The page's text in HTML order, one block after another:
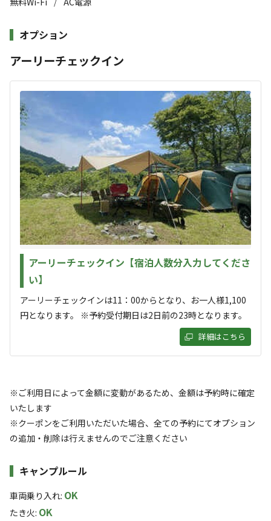
オプション
アーリーチェックイン
アーリーチェックイン【宿泊人数分入力してくださ
い】
アーリーチェックインは11：00からとなり、お一人様1,100
円となります。 ※予約受付期日は2日前の23時となります。
詳細はこちら
※ご利用日によって金額に変動があるため、金額は予約時に確定
いたします
※クーポンをご利用いただいた場合、全ての予約にてオプション
の追加・削除は行えませんのでご注意ください
キャンプルール
車両乗り入れ: OK
たき火: OK
「キャンプ中も清潔なトイレ・シャワーを使いた
そんな方は必見！！LARGOは、シャワー・トイレ・エア
のプライベートキャンプ場が自慢です。
他のキャンパーに気を使わず、お子さまが思いきりはしゃ
ぐことができ、夜はトレーラーハウスで眠ることもできま
す！！
キャンプ初心者の方やご家族連れでも安心してご利用いた
だけます。ペット同伴も歓迎！
約300㎡のキャンプエリアでは、直火をお楽しみいただけ
ます！
山梨県道志村の豊かな自然の中、本格キャンプを味わいた
い方にもおすすめです。
ロケーション
川
標高
717.2m
雰囲気
まったり
落ち着く
ワイワイ
にぎやか
利用者層
ソロ
5%
カップル
10%
グループ
30%
ファミリー
55%
ファミリー同士のグルキャンで多くご利用いただいておりま
す！サニタリー完備なので、初心者キャンパーの方も安心し
てご利用いただけます。ソロや少人数でのご宿泊もお待ちし
# ドッグラン #初心者歓迎 #直火OK
#ファミリーにおすすめ 釣り #グループにおすすめ
キャンペーン